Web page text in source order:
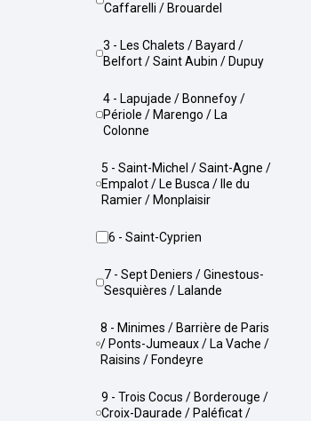
Caffarelli / Brouardel
3 - Les Chalets / Bayard /
Belfort / Saint Aubin / Dupuy
4 - Lapujade / Bonnefoy /
Périole / Marengo / La
Colonne
5 - Saint-Michel / Saint-Agne /
Empalot / Le Busca / Ile du
Ramier / Monplaisir
6 - Saint-Cyprien
7 - Sept Deniers / Ginestous-
Sesquières / Lalande
8 - Minimes / Barrière de Paris
/ Ponts-Jumeaux / La Vache /
Raisins / Fondeyre
9 - Trois Cocus / Borderouge /
Croix-Daurade / Paléficat /